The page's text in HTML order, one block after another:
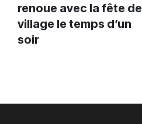
renoue avec la fête de
village le temps d’un
soir